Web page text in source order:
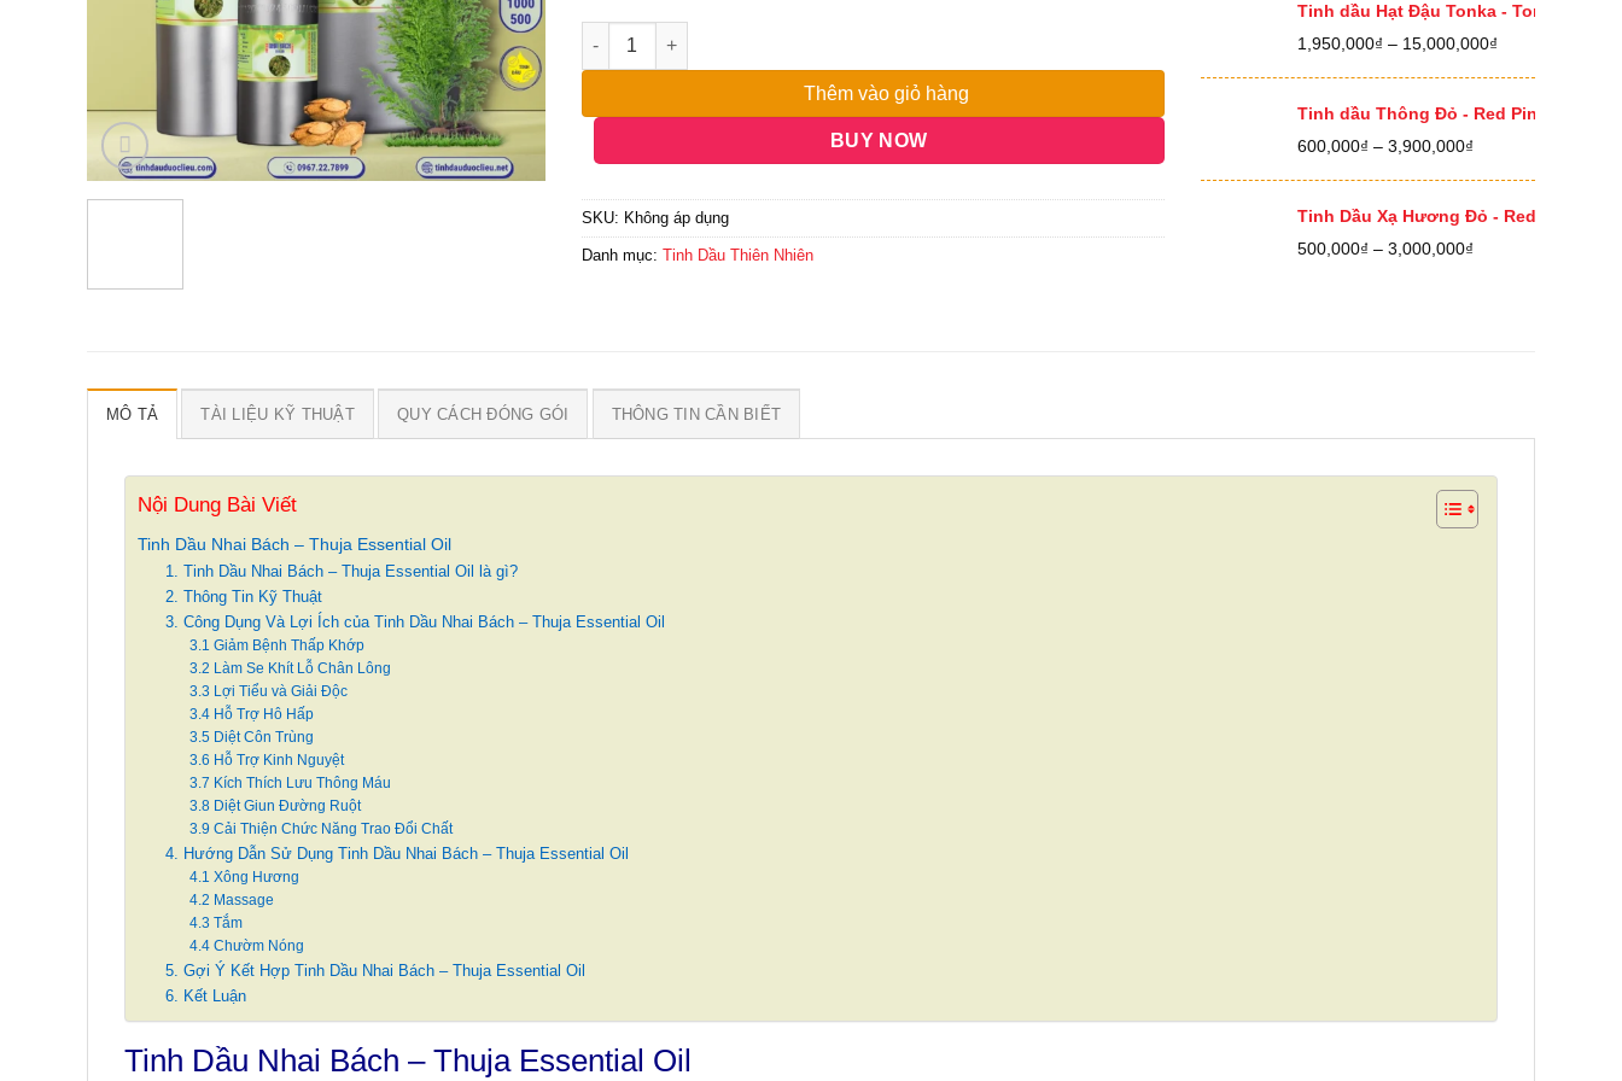
Thêm vào giỏ hàng
BUY NOW
SKU: Không áp dụng
Danh mục: Tinh Dầu Thiên Nhiên
400,000₫
12,500,000₫
Tinh dầu Hạt Đậu Tonka - Tonka Bean
1,950,000₫ – 15,000,000₫Khoảng
1,950,000₫
Tinh dầu Thông Đỏ - Red Pine
600,000₫ – 3,900,000₫Khoảng
600,000₫
3,900,000₫
Tinh Dầu Xạ Hương Đỏ - Red Thyme
500,000₫ – 3,000,000₫Khoảng
MÔ TẢ TÀI LIỆU KỸ THUẬT QUY CÁCH ĐÓNG GÓI THÔNG TIN CẦN BIẾT
Nội Dung Bài Viết
Tinh Dầu Nhai Bách – Thuja Essential Oil
1. Tinh Dầu Nhai Bách – Thuja Essential Oil là gì?
2. Thông Tin Kỹ Thuật
3. Công Dụng Và Lợi Ích của Tinh Dầu Nhai Bách – Thuja Essential Oil
3.1 Giảm Bệnh Thấp Khớp
3.2 Làm Se Khít Lỗ Chân Lông
3.3 Lợi Tiểu và Giải Độc
3.4 Hỗ Trợ Hô Hấp
3.5 Diệt Côn Trùng
3.6 Hỗ Trợ Kinh Nguyệt
3.7 Kích Thích Lưu Thông Máu
3.8 Diệt Giun Đường Ruột
3.9 Cải Thiện Chức Năng Trao Đổi Chất
4. Hướng Dẫn Sử Dụng Tinh Dầu Nhai Bách – Thuja Essential Oil
4.1 Xông Hương
4.2 Massage
4.3 Tắm
4.4 Chườm Nóng
5. Gợi Ý Kết Hợp Tinh Dầu Nhai Bách – Thuja Essential Oil
6. Kết Luận
Tinh Dầu Nhai Bách – Thuja Essential Oil